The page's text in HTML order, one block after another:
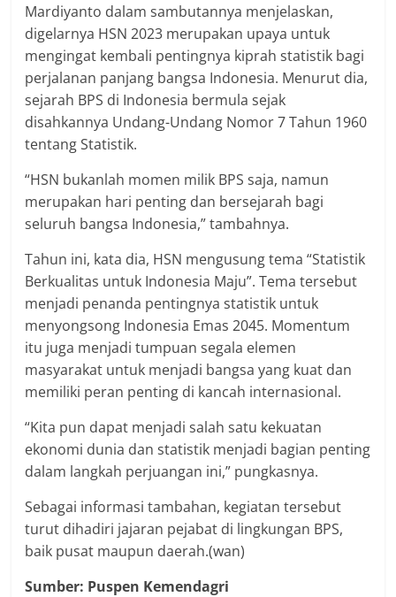
Mardiyanto dalam sambutannya menjelaskan,
digelarnya HSN 2023 merupakan upaya untuk
mengingat kembali pentingnya kiprah statistik bagi
perjalanan panjang bangsa Indonesia. Menurut dia,
sejarah BPS di Indonesia bermula sejak
disahkannya Undang-Undang Nomor 7 Tahun 1960
tentang Statistik.
“HSN bukanlah momen milik BPS saja, namun
merupakan hari penting dan bersejarah bagi
seluruh bangsa Indonesia,” tambahnya.
Tahun ini, kata dia, HSN mengusung tema “Statistik
Berkualitas untuk Indonesia Maju”. Tema tersebut
menjadi penanda pentingnya statistik untuk
menyongsong Indonesia Emas 2045. Momentum
itu juga menjadi tumpuan segala elemen
masyarakat untuk menjadi bangsa yang kuat dan
memiliki peran penting di kancah internasional.
“Kita pun dapat menjadi salah satu kekuatan
ekonomi dunia dan statistik menjadi bagian penting
dalam langkah perjuangan ini,” pungkasnya.
Sebagai informasi tambahan, kegiatan tersebut
turut dihadiri jajaran pejabat di lingkungan BPS,
baik pusat maupun daerah.(wan)
Sumber: Puspen Kemendagri